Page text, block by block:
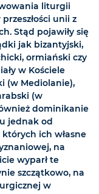
liturgii
unii z
Stąd pojawiły się
jak bizantyjski,
ormiański czy
w Kościele
(w Mediolanie),
(w
dominikanie
jednak od
ich własne
na
wyparł te
szczątkowo, na
w